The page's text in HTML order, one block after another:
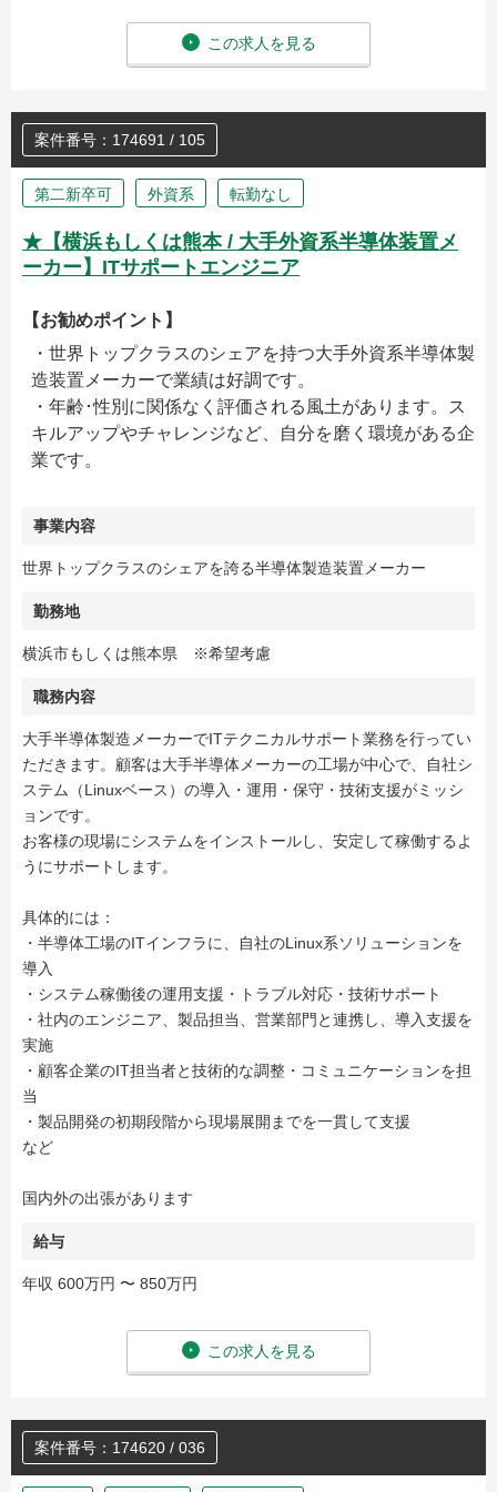
この求人を見る
案件番号：174691 / 105
第二新卒可 外資系 転勤なし
★【横浜もしくは熊本 / 大手外資系半導体装置メ
ーカー】ITサポートエンジニア
【お勧めポイント】
・世界トップクラスのシェアを持つ大手外資系半導体製
造装置メーカーで業績は好調です。
・年齢･性別に関係なく評価される風土があります。ス
キルアップやチャレンジなど、自分を磨く環境がある企
業です。
事業内容
世界トップクラスのシェアを誇る半導体製造装置メーカー
勤務地
横浜市もしくは熊本県 ※希望考慮
職務内容
大手半導体製造メーカーでITテクニカルサポート業務を行ってい
ただきます。顧客は大手半導体メーカーの工場が中心で、自社シ
ステム（Linuxベース）の導入・運用・保守・技術支援がミッシ
ョンです。
お客様の現場にシステムをインストールし、安定して稼働するよ
うにサポートします。
具体的には：
・半導体工場のITインフラに、自社のLinux系ソリューションを
導入
・システム稼働後の運用支援・トラブル対応・技術サポート
・社内のエンジニア、製品担当、営業部門と連携し、導入支援を
実施
・顧客企業のIT担当者と技術的な調整・コミュニケーションを担
当
・製品開発の初期段階から現場展開までを一貫して支援
など
国内外の出張があります
給与
年収 600万円 〜 850万円
この求人を見る
案件番号：174620 / 036